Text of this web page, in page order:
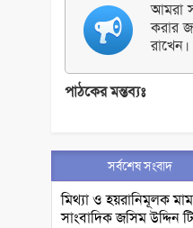
আমরা
করার
রাখেন।
পাঠকের মন্তব্যঃ
সর্বশেষ সংবাদ
মিথ্যা ও হয়রানিমূলক
সাংবাদিক জসিম উদ্দিন